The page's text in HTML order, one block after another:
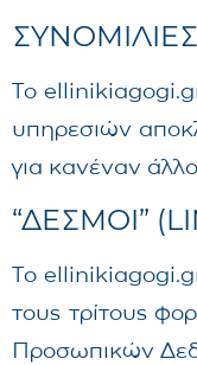
Το
υπηρεσιών
για κανέναν
“ΔΕΣΜΟΙ”
Το ellinikiagogi.gr
τους τρίτους
Προσωπικών